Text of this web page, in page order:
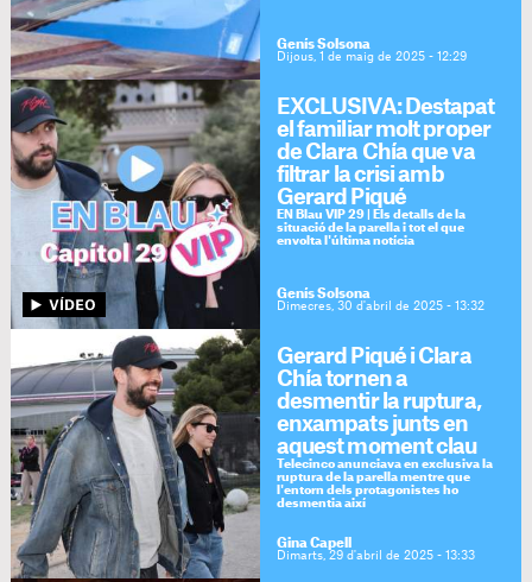
Genís Solsona
Dijous, 1 de maig de 2025 - 12:29
EXCLUSIVA: Destapat
el familiar molt proper
de Clara Chía que va
filtrar la crisi amb
Gerard Piqué
EN Blau VIP 29 | Els detalls de la
situació de la parella i tot el que
envolta l'última notícia
Genís Solsona
Dimecres, 30 d'abril de 2025 - 13:32
Gerard Piqué i Clara
Chía tornen a
desmentir la ruptura,
enxampats junts en
aquest moment clau
Telecinco anunciava en exclusiva la
ruptura de la parella mentre que
l'entorn dels protagonistes ho
desmentia així
Gina Capell
Dimarts, 29 d'abril de 2025 - 13:33